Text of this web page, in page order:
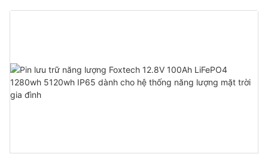
5120wh IP65